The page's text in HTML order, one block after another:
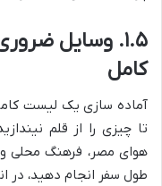
۱.۵. وسایل
کامل
آماده سازی یک لیست
تا چیزی را از قلم
هوای مصر، فرهنگ محلی
طول سفر انجام دهید، در